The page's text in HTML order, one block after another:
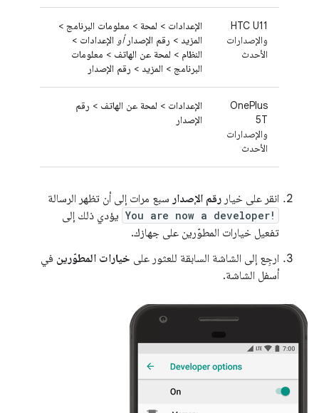
HTC U11
والإصدارات
الأحدث
الإعدادات > لمحة > معلومات البرنامج >
المزيد > رقم الإصدار أو الإعدادات >
النظام > لمحة عن الهاتف > معلومات
البرنامج > المزيد > رقم الإصدار
OnePlus
5T
والإصدارات
الأحدث
الإعدادات > لمحة عن الهاتف > رقم
الإصدار
انقر على خيار رقم الإصدار سبع مرات إلى أن تظهر الرسالة
You are now a developer! يؤدي ذلك إلى
تفعيل خيارات المطوّرين على جهازك.
ارجِع إلى الشاشة السابقة للعثور على خيارات المطوّرين في
أسفل الشاشة.